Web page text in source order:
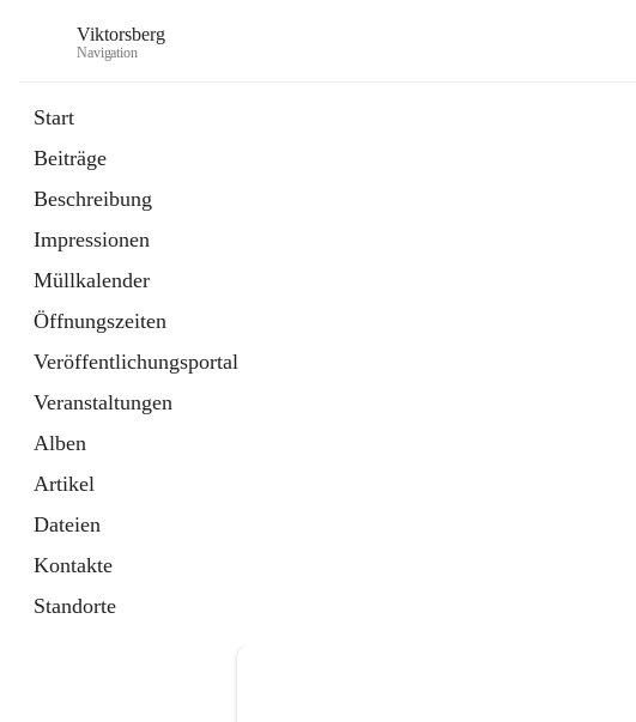
Viktorsberg
Navigation
Start
Beiträge
Beschreibung
Impressionen
Müllkalender
Öffnungszeiten
Veröffentlichungsportal
Veranstaltungen
Alben
Artikel
Dateien
Kontakte
Standorte